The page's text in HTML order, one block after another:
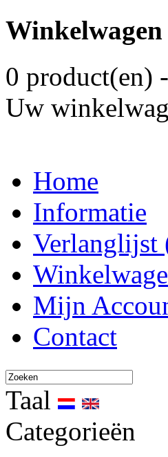
Winkelwagen
0 product(en)
Uw
Home
Informatie
Verlanglijst
Mijn
Contact
Taal
Categorieën